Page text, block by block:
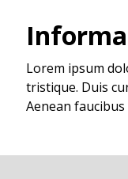
Lorem ipsum
tristique. Duis
Aenean